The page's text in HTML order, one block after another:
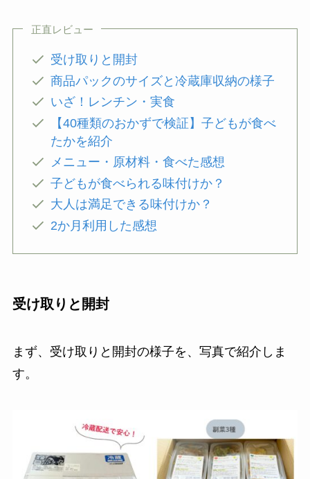
正直レビュー
受け取りと開封
商品パックのサイズと冷蔵庫収納の様子
いざ！レンチン・実食
【40種類のおかずで検証】子どもが食べ
たかを紹介
メニュー・原材料・食べた感想
子どもが食べられる味付けか？
大人は満足できる味付けか？
2か月利用した感想
受け取りと開封
まず、受け取りと開封の様子を、写真で紹介しま
す。